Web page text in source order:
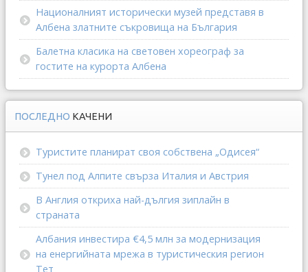
Националният исторически музей представя в
Албена златните съкровища на България
Балетна класика на световен хореограф за
гостите на курорта Албена
ПОСЛЕДНО КАЧЕНИ
Туристите планират своя собствена „Одисея“
Тунел под Алпите свърза Италия и Австрия
В Англия откриха най-дългия зиплайн в
страната
Албания инвестира €4,5 млн за модернизация
на енергийната мрежа в туристическия регион
Тет